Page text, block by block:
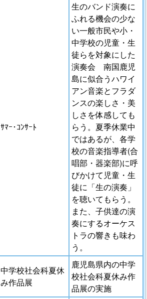
ｻﾏｰ･ｺﾝｻｰﾄ
生のバンド演奏に
ふれる機会の少な
い一般市民や小・
中学校の児童・生
徒らを対象にした
演奏会 南国鹿児
島に似合うハワイ
アン音楽とフラダ
ンスの楽しさ・美
しさを体感しても
らう。夏季休業中
ではあるが、各学
校の音楽指導者(合
唱部・器楽部)に呼
びかけて児童・生
徒に「生の演奏」
を聴いてもらう。
また、子供達の演
奏にするオーケス
トラの響きも味わ
う。
中学校社会科夏休
み作品展
鹿児島県内の中学
校社会科夏休み作
品展の実施